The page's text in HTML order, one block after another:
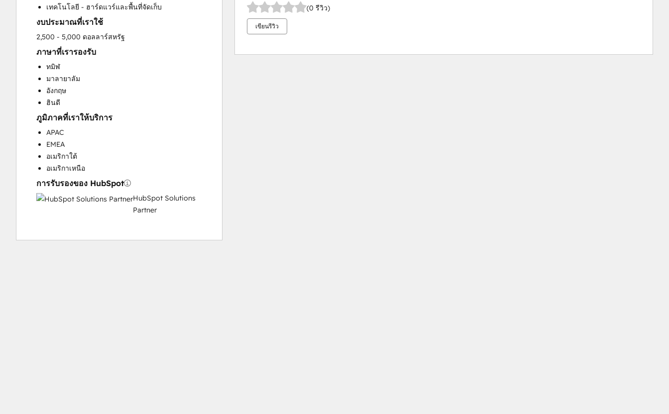
เทคโนโลยี - ฮาร์ดแวร์และพื้นที่จัดเก็บ
งบประมาณที่เราใช้
2,500 - 5,000 ดอลลาร์สหรัฐ
ภาษาที่เรารองรับ
ทมิฬ
มาลายาลัม
อังกฤษ
ฮินดี
ภูมิภาคที่เราให้บริการ
APAC
EMEA
อเมริกาใต้
อเมริกาเหนือ
การรับรองของ HubSpot
HubSpot Solutions
Partner
(0 รีวิว)
เขียนรีวิว